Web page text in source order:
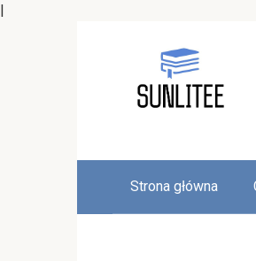
|
Strona główna